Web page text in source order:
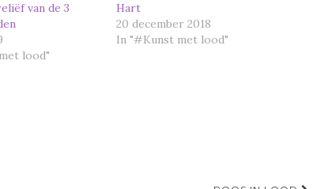
van de 3
lood"
Hart
20 december 2018
In "#Kunst met lood"